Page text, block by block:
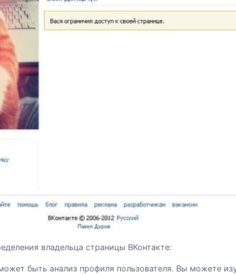
владельца страницы ВКонтакте:
быть анализ профиля пользователя. Вы можете